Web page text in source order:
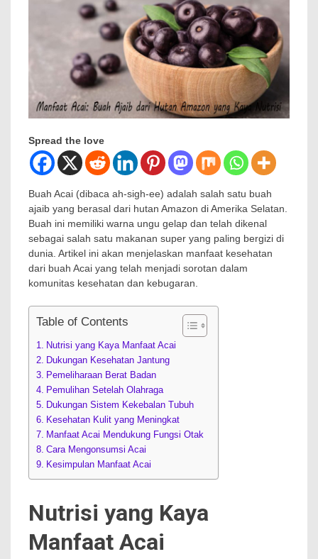
Spread the love
Buah Acai (dibaca ah-sigh-ee) adalah salah satu buah
ajaib yang berasal dari hutan Amazon di Amerika Selatan.
Buah ini memiliki warna ungu gelap dan telah dikenal
sebagai salah satu makanan super yang paling bergizi di
dunia. Artikel ini akan menjelaskan manfaat kesehatan
dari buah Acai yang telah menjadi sorotan dalam
komunitas kesehatan dan kebugaran.
Table of Contents
Nutrisi yang Kaya Manfaat Acai
Dukungan Kesehatan Jantung
Pemeliharaan Berat Badan
Pemulihan Setelah Olahraga
Dukungan Sistem Kekebalan Tubuh
Kesehatan Kulit yang Meningkat
Manfaat Acai Mendukung Fungsi Otak
Cara Mengonsumsi Acai
Kesimpulan Manfaat Acai
Nutrisi yang Kaya
Manfaat Acai